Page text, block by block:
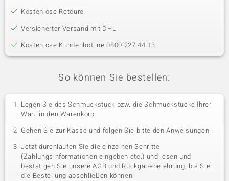
Kostenlose Retoure
Versicherter Versand mit DHL
Kostenlose Kundenhotline 0800 227 44 13
So können Sie bestellen:
Legen Sie das Schmuckstück bzw. die Schmuckstücke Ihrer
Wahl in den Warenkorb.
Gehen Sie zur Kasse und folgen Sie bitte den Anweisungen.
Jetzt durchlaufen Sie die einzelnen Schritte
(Zahlungsinformationen eingeben etc.) und lesen und
bestätigen Sie unsere AGB und Rückgabebelehrung, bis Sie
die Bestellung abschließen können.